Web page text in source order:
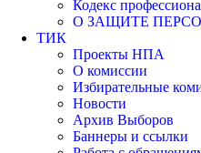
Кодекс
О ЗАЩИТЕ
ТИК
Проекты НПА
О комиссии
Избирательные
Новости
Архив Выборов
Баннеры и ссылки